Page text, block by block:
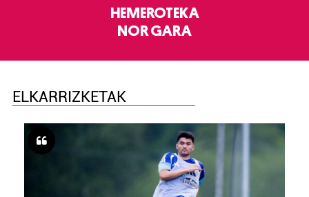
HEMEROTEKA
NOR GARA
ELKARRIZKETAK